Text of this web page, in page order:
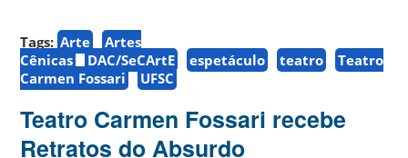
Tags: Arte
Artes
Cênicas
DAC/SeCArtE espetáculo teatro
Teatro
Carmen Fossari
UFSC
Teatro Carmen Fossari recebe
Retratos do Absurdo